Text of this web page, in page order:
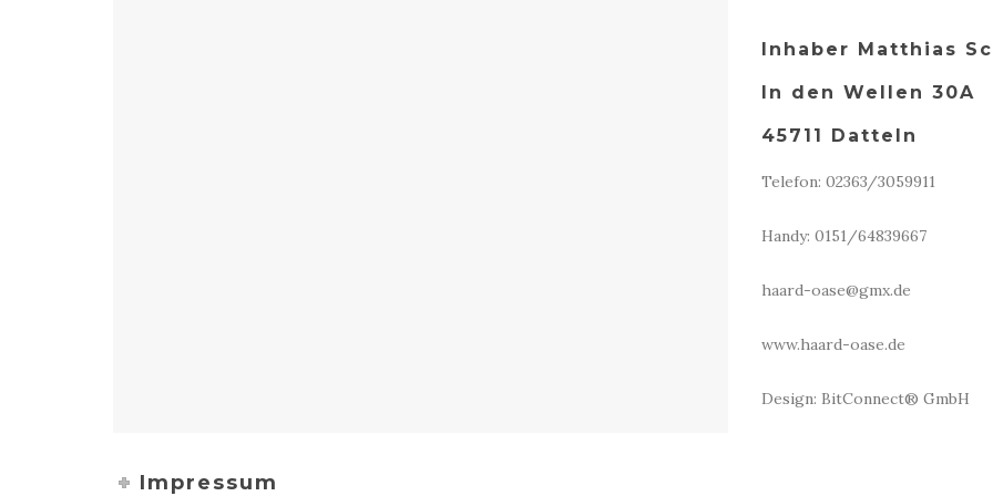
Inhaber Matthias
In den Wellen 30A
45711 Datteln
Telefon: 02363/3059911
Handy: 0151/64839667
haard-oase@gmx.de
www.haard-oase.de
Design: BitConnect® GmbH
Impressum